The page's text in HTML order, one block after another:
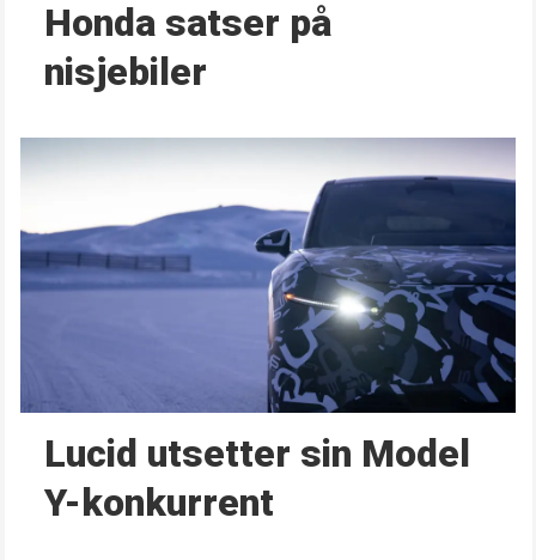
Honda satser på
nisjebiler
Lucid utsetter sin Model
Y-konkurrent